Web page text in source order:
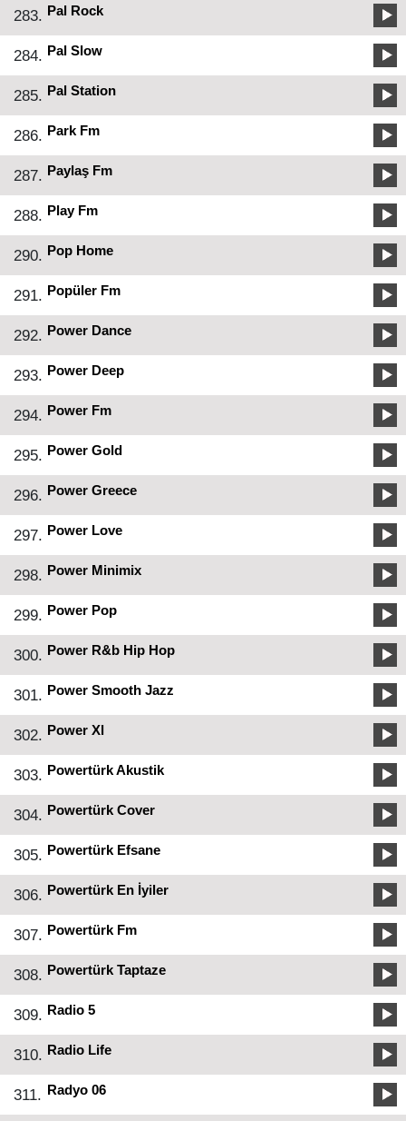
283. Pal Rock
284. Pal Slow
285. Pal Station
286. Park Fm
287. Paylaş Fm
288. Play Fm
290. Pop Home
291. Popüler Fm
292. Power Dance
293. Power Deep
294. Power Fm
295. Power Gold
296. Power Greece
297. Power Love
298. Power Minimix
299. Power Pop
300. Power R&b Hip Hop
301. Power Smooth Jazz
302. Power Xl
303. Powertürk Akustik
304. Powertürk Cover
305. Powertürk Efsane
306. Powertürk En İyiler
307. Powertürk Fm
308. Powertürk Taptaze
309. Radio 5
310. Radio Life
311. Radyo 06